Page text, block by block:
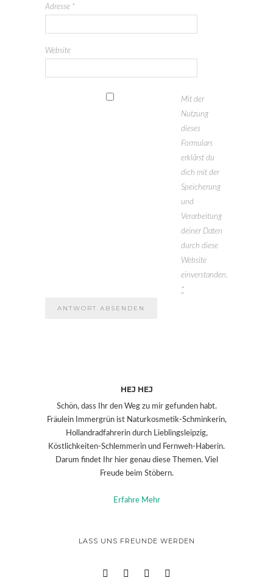
Adresse *
Website
Mit der
Nutzung
dieses
Formulars
erklärst du
dich mit der
Speicherung
und
Verarbeitung
deiner Daten
durch diese
Website
einverstanden.
*
HEJ HEJ
Schön, dass Ihr den Weg zu mir gefunden habt.
Fräulein Immergrün ist Naturkosmetik-Schminkerin,
Hollandradfahrerin durch Lieblingsleipzig,
Köstlichkeiten-Schlemmerin und Fernweh-Haberin.
Darum findet Ihr hier genau diese Themen. Viel
Freude beim Stöbern.
Erfahre Mehr
LASS UNS FREUNDE WERDEN